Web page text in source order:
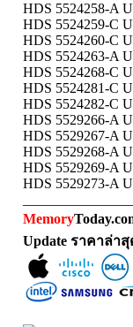
HDS 5524258-A
HDS 5524259-C
HDS 5524260-C
HDS 5524263-A
HDS 5524268-C
HDS 5524281-C
HDS 5524282-C
HDS 5529266-A
HDS 5529267-A
HDS 5529268-A
HDS 5529269-A
HDS 5529273-A
Memory
Update ราคาล่า